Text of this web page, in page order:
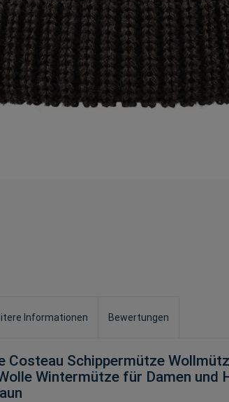
Informationen Bewertungen
Costeau Schippermütze
Wintermütze für Damen und